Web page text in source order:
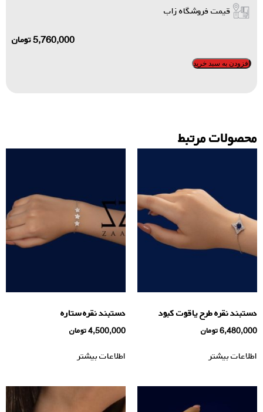
قیمت فروشگاه زاب
5,760,000تومان
افزودن به سبد خرید
محصولات مرتبط
دستبند نقره طرح یاقوت کبود
6,480,000تومان
اطلاعات بیشتر
دستبند نقره ستاره
4,500,000تومان
اطلاعات بیشتر